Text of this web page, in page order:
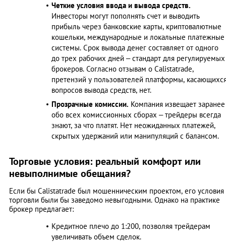
Четкие условия ввода и вывода средств.
Инвесторы могут пополнять счет и выводить
прибыль через банковские карты, криптовалютные
кошельки, международные и локальные платежные
системы. Срок вывода денег составляет от одного
до трех рабочих дней – стандарт для регулируемых
брокеров. Согласно отзывам о Calistatrade,
претензий у пользователей платформы,
вопросов вывода средств, нет.
Прозрачные комиссии. Компания извещает заранее
обо всех комиссионных сборах – трейдеры всегда
знают, за что платят. Нет неожиданных платежей,
скрытых удержаний или манипуляций с балансом.
Торговые условия: реальный комфорт или
невыполнимые обещания?
Если бы Calistatrade был мошенническим проектом, его условия
торговли были бы заведомо невыгодными. Однако на практике
брокер предлагает:
Кредитное плечо до 1:200, позволяя трейдерам
увеличивать объем сделок.